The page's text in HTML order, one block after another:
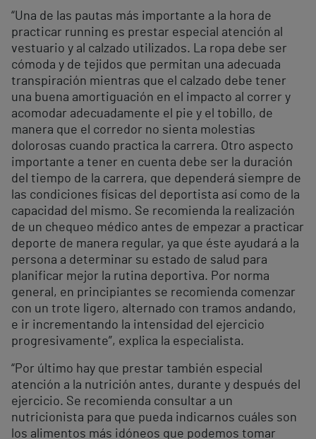
“Una de las pautas más importante a la hora de
practicar running es prestar especial atención al
vestuario y al calzado utilizados. La ropa debe ser
cómoda y de tejidos que permitan una adecuada
transpiración mientras que el calzado debe tener
una buena amortiguación en el impacto al correr y
acomodar adecuadamente el pie y el tobillo, de
manera que el corredor no sienta molestias
dolorosas cuando practica la carrera. Otro aspecto
importante a tener en cuenta debe ser la duración
del tiempo de la carrera, que dependerá siempre de
las condiciones físicas del deportista así como de la
capacidad del mismo. Se recomienda la realización
de un chequeo médico antes de empezar a practicar
deporte de manera regular, ya que éste ayudará a la
persona a determinar su estado de salud para
planificar mejor la rutina deportiva. Por norma
general, en principiantes se recomienda comenzar
con un trote ligero, alternado con tramos andando,
e ir incrementando la intensidad del ejercicio
progresivamente”, explica la especialista.
“Por último hay que prestar también especial
atención a la nutrición antes, durante y después del
ejercicio. Se recomienda consultar a un
nutricionista para que pueda indicarnos cuáles son
los alimentos más idóneos que podemos tomar